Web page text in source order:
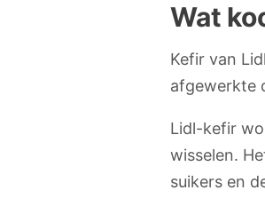
Wat
Kefir van
afgewerkte
Lidl-kefir
wisselen.
suikers en